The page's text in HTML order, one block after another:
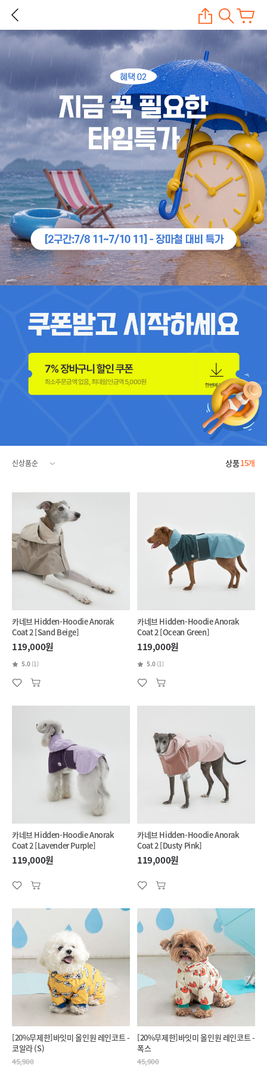
상품15개
카네브 Hidden-Hoodie Anorak
Coat 2 [Sand Beige]
119,000원
5.0 (1)
카네브 Hidden-Hoodie Anorak
Coat 2 [Ocean Green]
119,000원
5.0 (1)
카네브 Hidden-Hoodie Anorak
Coat 2 [Lavender Purple]
119,000원
카네브 Hidden-Hoodie Anorak
Coat 2 [Dusty Pink]
119,000원
[20%무제한]바잇미 올인원 레인코트 -
코알라 (S)
45,900
[20%무제한]바잇미 올인원 레인코트 -
폭스
45,900